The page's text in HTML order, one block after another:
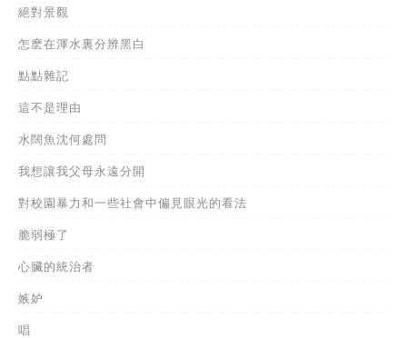
絕對景觀
怎麽在渾水裏分辨黑白
點點雜記
這不是理由
水闊魚沈何處問
我想讓我父母永遠分開
對校園暴力和一些社會中偏見眼光的看法
脆弱極了
心臟的統治者
嫉妒
唱